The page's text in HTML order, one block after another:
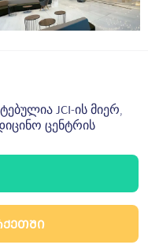
JCI-ის მიერ,
ცენტრის